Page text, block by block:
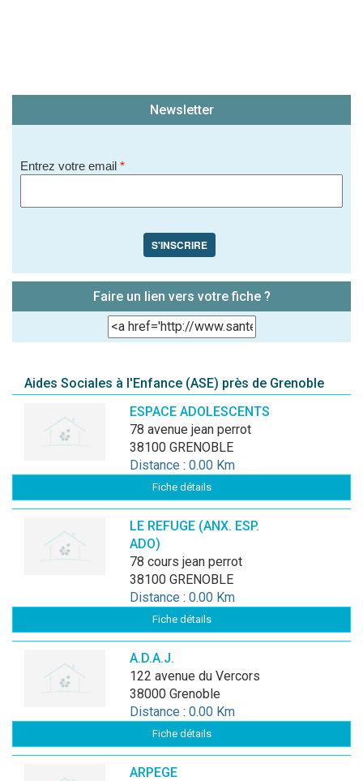
Newsletter
Entrez votre email *
S'INSCRIRE
Faire un lien vers votre fiche ?
Aides Sociales à l'Enfance (ASE) près de Grenoble
ESPACE ADOLESCENTS
78 avenue jean perrot
38100 GRENOBLE
Distance : 0.00 Km
Fiche détails
LE REFUGE (ANX. ESP.
ADO)
78 cours jean perrot
38100 GRENOBLE
Distance : 0.00 Km
Fiche détails
A.D.A.J.
122 avenue du Vercors
38000 Grenoble
Distance : 0.00 Km
Fiche détails
ARPEGE